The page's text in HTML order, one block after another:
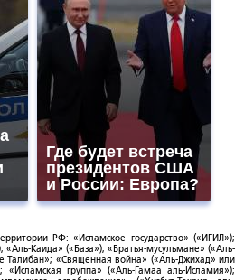
Где будет встреча
президентов США
и России: Европа?
РФ: «Исламское государство» («ИГИЛ»);
Каида» («База»); «Братья-мусульмане» («Аль-
Талибан»; «Священная война» («Аль-Джихад» или
«Исламская группа» («Аль-Гамаа аль-Исламия»);